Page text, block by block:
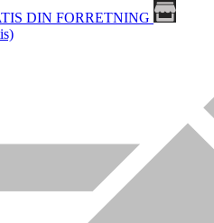
DIN FORRETNING